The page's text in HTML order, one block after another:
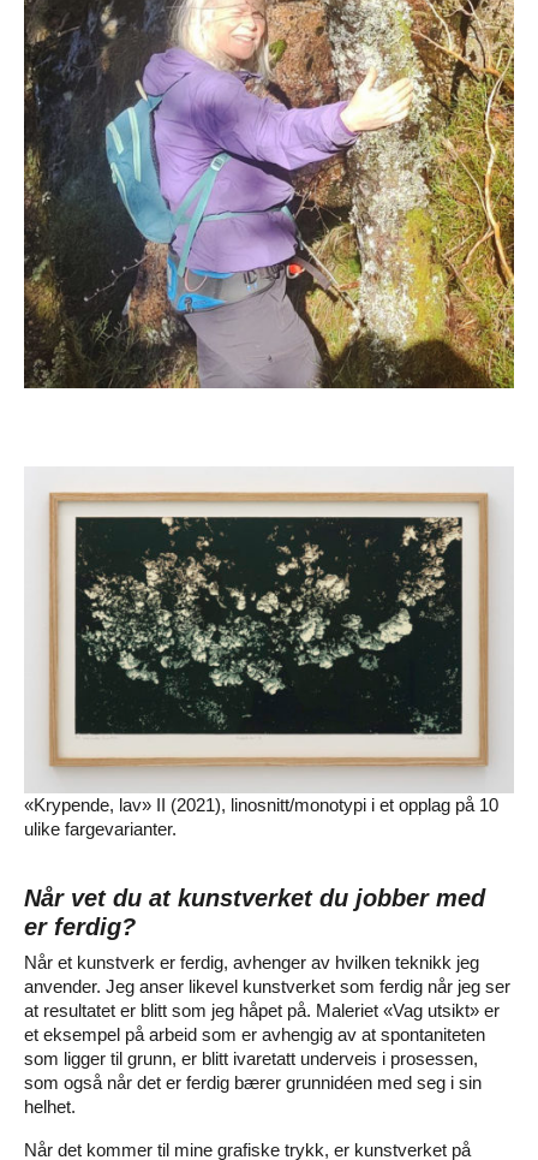
«Krypende, lav» II (2021), linosnitt/monotypi i et opplag på 10
ulike fargevarianter.
Når vet du at kunstverket du jobber med
er ferdig?
Når et kunstverk er ferdig, avhenger av hvilken teknikk jeg
anvender. Jeg anser likevel kunstverket som ferdig når jeg ser
at resultatet er blitt som jeg håpet på. Maleriet «Vag utsikt» er
et eksempel på arbeid som er avhengig av at spontaniteten
som ligger til grunn, er blitt ivaretatt underveis i prosessen,
som også når det er ferdig bærer grunnidéen med seg i sin
helhet.
Når det kommer til mine grafiske trykk, er kunstverket på